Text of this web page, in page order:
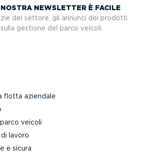
flotta aziendale
veicoli
lavoro
e sicura
NEWSLETTER È FACILE
del settore, gli annunci dei prodotti
gestione del parco veicoli.